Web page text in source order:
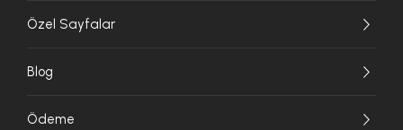
Özel Sayfalar
Blog
Ödeme